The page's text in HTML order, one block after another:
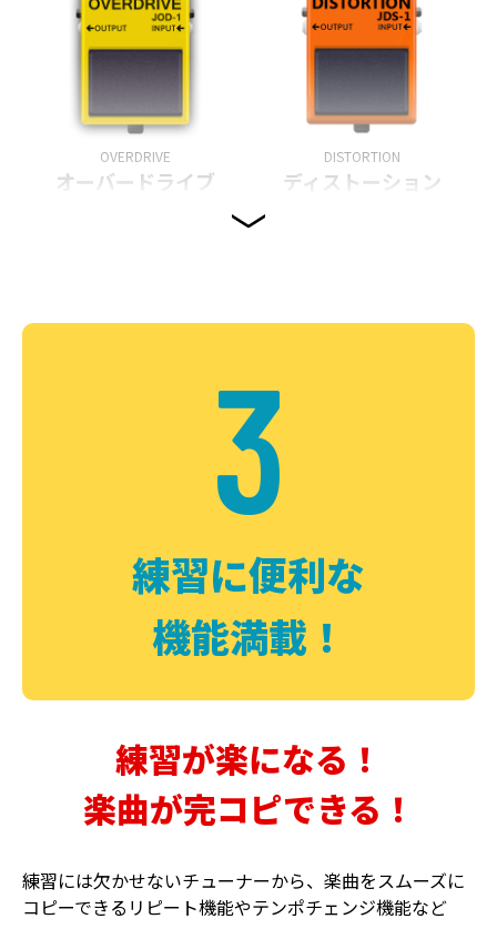
OVERDRIVE
オーバードライブ
DISTORTION
ディストーション
DELAY PHASER
3
練習に便利な
機能満載！
練習が楽になる！
楽曲が完コピできる！
練習には欠かせないチューナーから、楽曲をスムーズに
コピーできるリピート機能やテンポチェンジ機能など